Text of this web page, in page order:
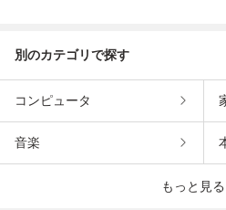
別のカテゴリで探す
コンピュータ
音楽
もっと見る